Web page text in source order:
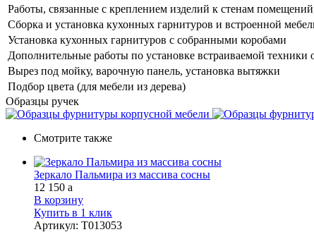
Работы, связанные с креплением изделий к стенам
Сборка и установка кухонных гарнитуров и встроенной
Установка кухонных гарнитуров с собранными коробами
Дополнительные работы по установке встраиваемой техники
Вырез под мойку, варочную панель, установка вытяжки
Подбор цвета (для мебели из дерева)
Образцы ручек
Смотрите также
Зеркало Пальмира из массива сосны
12 150 a
В корзину
Купить в 1 клик
Артикул: Т013053